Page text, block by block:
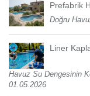
Prefabrik
Doğru
Liner
Havuz Su Dengesinin
01.05.2026